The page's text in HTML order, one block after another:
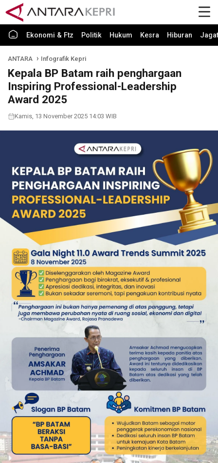
Ekonomi & Ftz Politik Hukum Kesra Hiburan Jagat
ANTARA Infografik Kepri
Kepala BP Batam raih penghargaan
Inspiring Professional-Leadership
Award 2025
Kamis, 13 November 2025 14:03 WIB